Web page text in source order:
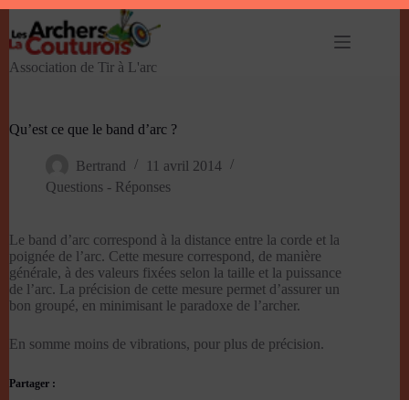
au
contenu
Association de Tir à L'arc
Qu’est ce que le band d’arc ?
Bertrand
11 avril 2014
Questions - Réponses
Le band d’arc correspond à la distance entre la corde et la
poignée de l’arc. Cette mesure correspond, de manière
générale, à des valeurs fixées selon la taille et la puissance
de l’arc. La précision de cette mesure permet d’assurer un
bon groupé, en minimisant le paradoxe de l’archer.
En somme moins de vibrations, pour plus de précision.
Partager :